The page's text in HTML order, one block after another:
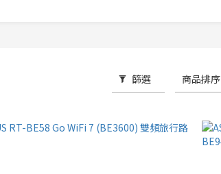
篩選 商品排序